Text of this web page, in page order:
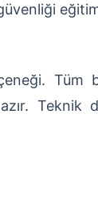
Tüm